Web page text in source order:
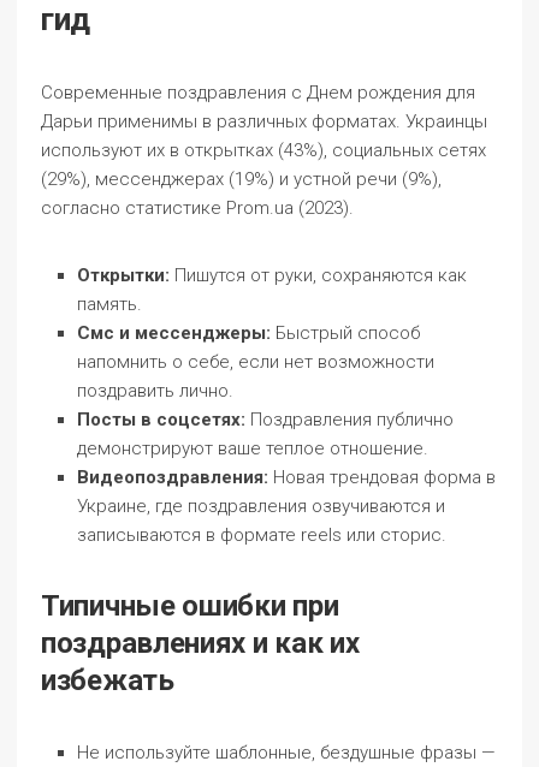
гид
Современные поздравления с Днем рождения для
Дарьи применимы в различных форматах. Украинцы
используют их в открытках (43%), социальных сетях
(29%), мессенджерах (19%) и устной речи (9%),
согласно статистике Prom.ua (2023).
Открытки: Пишутся от руки, сохраняются как
память.
Смс и мессенджеры: Быстрый способ
напомнить о себе, если нет возможности
поздравить лично.
Посты в соцсетях: Поздравления публично
демонстрируют ваше теплое отношение.
Видеопоздравления: Новая трендовая форма в
Украине, где поздравления озвучиваются и
записываются в формате reels или сторис.
Типичные ошибки при
поздравлениях и как их
избежать
Не используйте шаблонные, бездушные фразы —